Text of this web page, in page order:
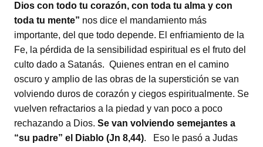
Dios con todo tu corazón, con toda tu alma y con
toda tu mente” nos dice el mandamiento más
importante, del que todo depende. El enfriamiento de la
Fe, la pérdida de la sensibilidad espiritual es el fruto del
culto dado a Satanás. Quienes entran en el camino
oscuro y amplio de las obras de la superstición se van
volviendo duros de corazón y ciegos espiritualmente. Se
vuelven refractarios a la piedad y van poco a poco
rechazando a Dios. Se van volviendo semejantes a
“su padre” el Diablo (Jn 8,44). Eso le pasó a Judas